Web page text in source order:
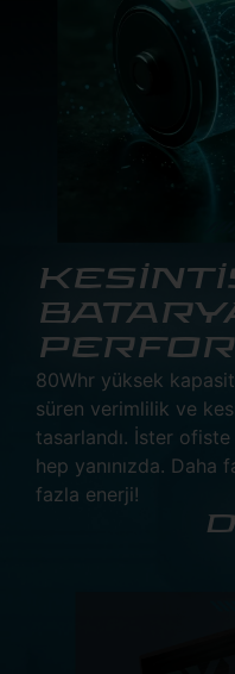
80Whr yüksek
süren verimlilik ve
tasarlandı. İster
hep yanınızda. Daha
fazla enerji!